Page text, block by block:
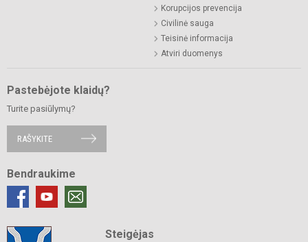
Korupcijos prevencija
Civilinė sauga
Teisinė informacija
Atviri duomenys
Pastebėjote klaidų?
Turite pasiūlymų?
RAŠYKITE
Bendraukime
Steigėjas